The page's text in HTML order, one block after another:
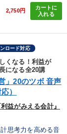
2,750円
カートに
入れる
ロード対応
くなる！利益が
になる全20講
」20のツボ 音声
）
益がみえる会計』
思考力を高める音